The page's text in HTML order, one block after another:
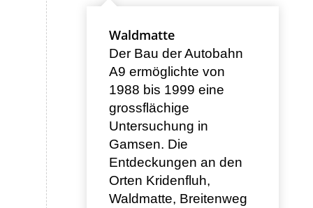
Waldmatte
Der Bau der Autobahn
A9 ermöglichte von
1988 bis 1999 eine
grossflächige
Untersuchung in
Gamsen. Die
Entdeckungen an den
Orten Kridenfluh,
Waldmatte, Breitenweg